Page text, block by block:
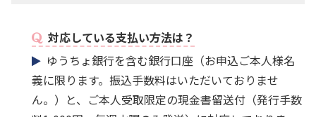
対応している支払い方法は？
ゆうちょ銀行を含む銀行口座（お申込ご本人様名
義に限ります。振込手数料はいただいておりませ
ん。）と、ご本人受取限定の現金書留送付（発行手数